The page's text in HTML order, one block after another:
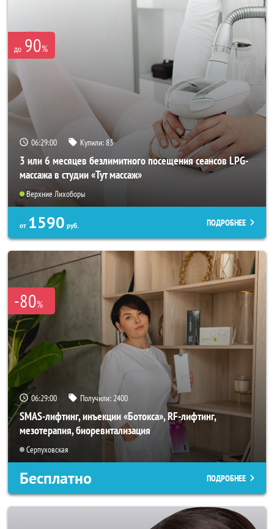
до 90%
06:28:57 Купили: 83
3 или 6 месяцев безлимитного посещения сеансов LPG-
массажа в студии «Тут массаж»
Верхние Лихоборы
от 1590 руб. ПОДРОБНЕЕ
-80%
06:28:57 Получили: 2400
SMAS-лифтинг, инъекции «Ботокса», RF-лифтинг,
мезотерапия, биоревитализация
Серпуховская
Бесплатно ПОДРОБНЕЕ